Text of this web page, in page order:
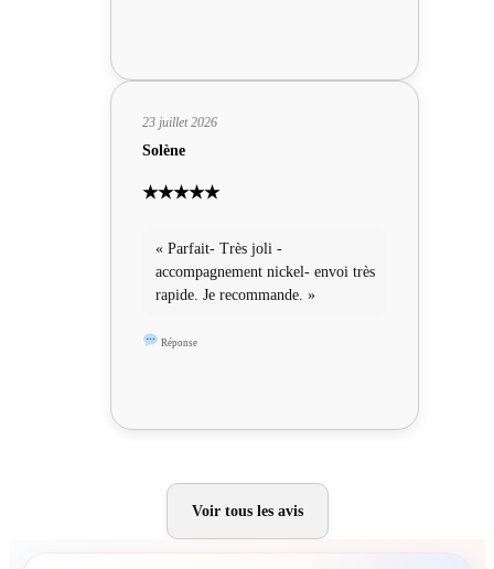
23 juillet 2026
Solène
★★★★★
« Parfait- Très joli -
accompagnement nickel- envoi très
rapide. Je recommande. »
Réponse
Voir tous les avis